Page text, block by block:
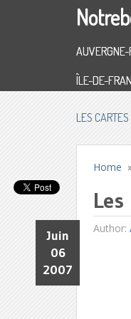
ÎLE-DE-
LES
Home
Author:
Juin
06
2007